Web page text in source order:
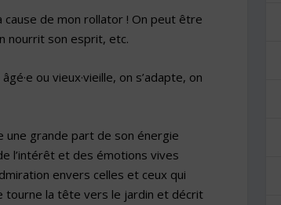
de mon rollator ! On peut être
nourrit son esprit, etc.
ou vieux·vieille, on s’adapte, on
une grande part de son énergie
l’intérêt et des émotions vives
envers celles et ceux qui
tourne la tête vers le jardin et décrit